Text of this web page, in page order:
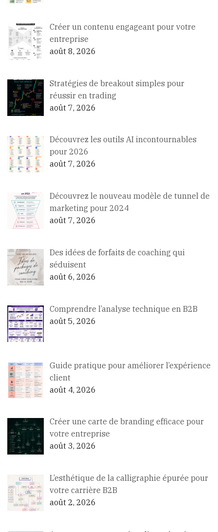
Créer un contenu engageant pour votre
entreprise
août 8, 2026
Stratégies de breakout simples pour
réussir en trading
août 7, 2026
Découvrez les outils AI incontournables
pour 2026
août 7, 2026
Découvrez le nouveau modèle de tunnel de
marketing pour 2024
août 7, 2026
Des idées de forfaits de coaching qui
séduisent
août 6, 2026
Comprendre l’analyse technique en B2B
août 5, 2026
Guide pratique pour améliorer l’expérience
client
août 4, 2026
Créer une carte de branding efficace pour
votre entreprise
août 3, 2026
L’esthétique de la calligraphie épurée pour
votre carrière B2B
août 2, 2026